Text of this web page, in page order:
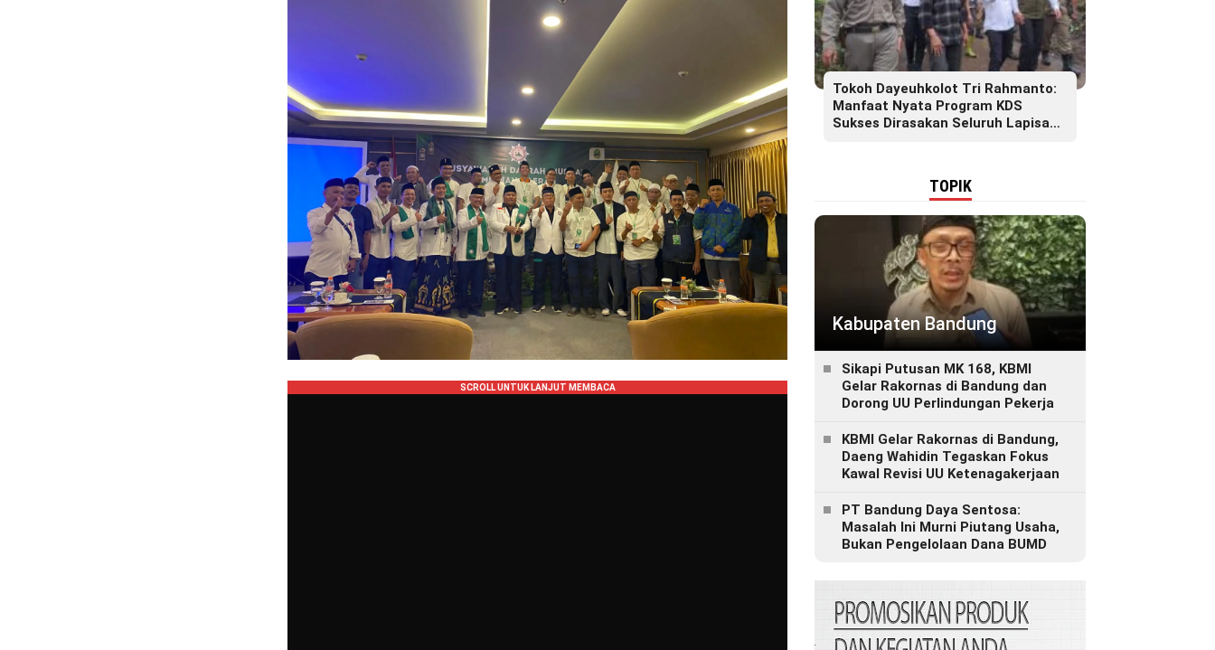
Tokoh Dayeuhkolot Tri Rahmanto:
Manfaat Nyata Program KDS
Sukses Dirasakan Seluruh Lapisan
TOPIK
Kabupaten Bandung
Sikapi Putusan MK 168, KBMI
Gelar Rakornas di Bandung dan
Dorong UU Perlindungan Pekerja
KBMI Gelar Rakornas di Bandung,
Daeng Wahidin Tegaskan Fokus
Kawal Revisi UU Ketenagakerjaan
PT Bandung Daya Sentosa:
Masalah Ini Murni Piutang Usaha,
Bukan Pengelolaan Dana BUMD